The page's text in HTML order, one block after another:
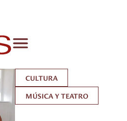
CULTURA
MÚSICA Y TEATRO